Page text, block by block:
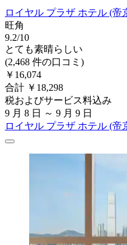
ロイヤル プラザ ホテル (帝
旺角
9.2/10
とても素晴らしい
(2,468 件の口コミ)
￥16,074
合計 ￥18,298
税およびサービス料込み
9 月 8 日 ～ 9 月 9 日
ロイヤル プラザ ホテル (帝